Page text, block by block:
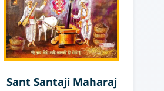
Sant Santaji Maharaj